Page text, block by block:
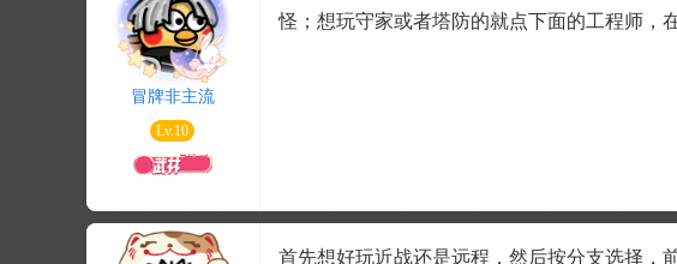
冒牌非主流
Lv.10
怪；想玩守家或者塔防的就点下面的工程师，
首先想好玩近战还是远程，然后按分支选择，